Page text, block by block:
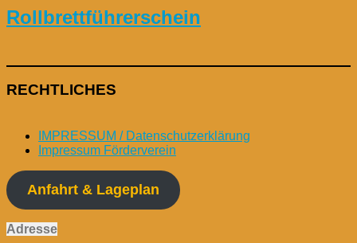
Rollbrettführerschein
RECHTLICHES
IMPRESSUM / Datenschutzerklärung
Impressum Förderverein
Anfahrt & Lageplan
Adresse